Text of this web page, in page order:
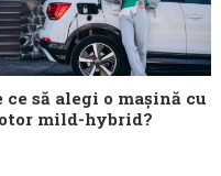
ce să alegi o mașină cu
mild-hybrid?